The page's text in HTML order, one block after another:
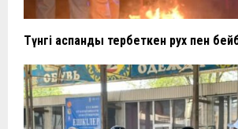
Түнгі аспанды тербеткен рух пен